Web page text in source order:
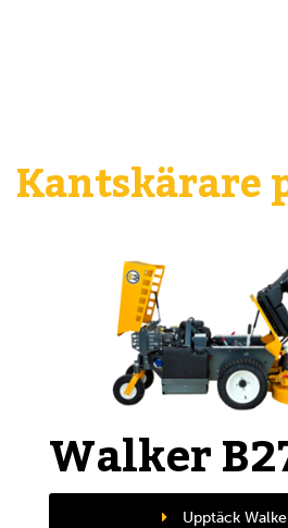
Kantskärare
Walker
Upptäck